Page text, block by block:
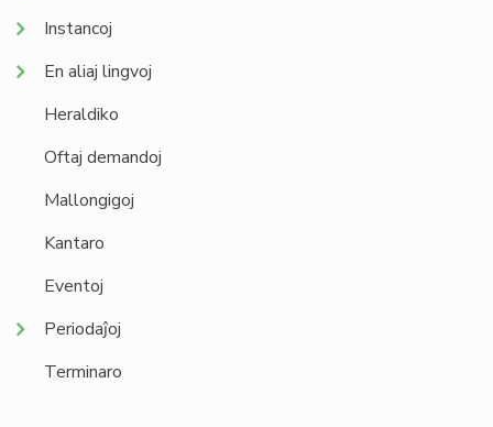
Instancoj
En aliaj lingvoj
Heraldiko
Oftaj demandoj
Mallongigoj
Kantaro
Eventoj
Periodaĵoj
Terminaro